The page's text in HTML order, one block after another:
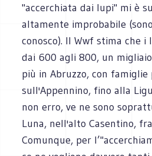
"accerchiata dai lupi" mi è
altamente improbabile
conosco). Il Wwf stima che
dai 600 agli 800, un
più in Abruzzo, con famiglie
sull'Appennino, fino alla
non erro, ve ne sono
Luna, nell'alto Casentino,
Comunque, per